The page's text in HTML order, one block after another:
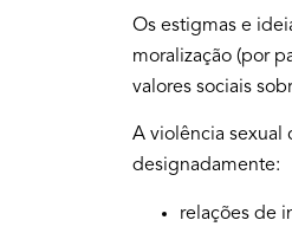
Os estigmas e
moralização (por
valores sociais
A violência sexual
designadamente:
relações de